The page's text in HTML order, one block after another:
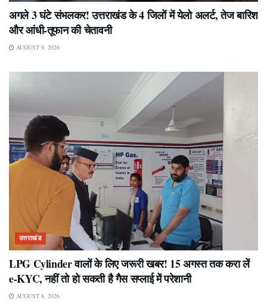
अगले 3 घंटे संभलकर! उत्तराखंड के 4 जिलों में येलो अलर्ट, तेज बारिश
और आंधी-तूफान की चेतावनी
AUGUST 9, 2026
उत्तराखंड
LPG Cylinder वालों के लिए जरूरी खबर! 15 अगस्त तक करा लें
e-KYC, नहीं तो हो सकती है गैस सप्लाई में परेशानी
AUGUST 8, 2026